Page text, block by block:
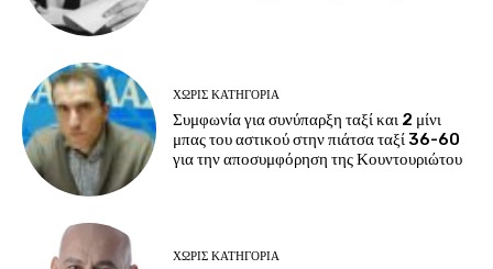
ΧΩΡΊΣ ΚΑΤΗΓΟΡΊΑ
Συμφωνία για συνύπαρξη ταξί και 2 μίνι
μπας του αστικού στην πιάτσα ταξί 36-60
για την αποσυμφόρηση της Κουντουριώτου
ΧΩΡΊΣ ΚΑΤΗΓΟΡΊΑ